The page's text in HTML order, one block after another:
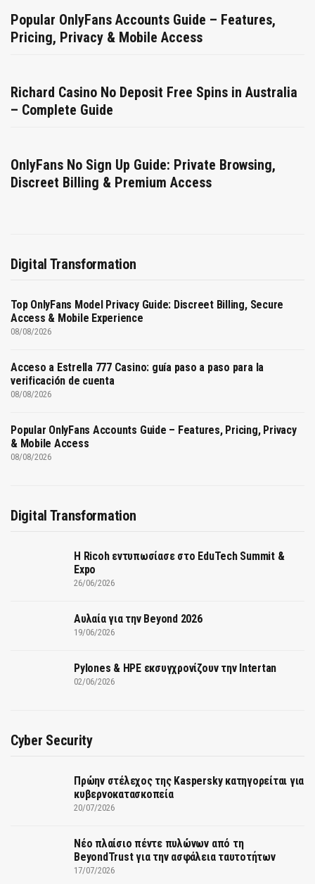
Popular OnlyFans Accounts Guide – Features,
Pricing, Privacy & Mobile Access
Richard Casino No Deposit Free Spins in Australia
– Complete Guide
OnlyFans No Sign Up Guide: Private Browsing,
Discreet Billing & Premium Access
Digital Transformation
Top OnlyFans Model Privacy Guide: Discreet Billing, Secure
Access & Mobile Experience
08/08/2026
Acceso a Estrella 777 Casino: guía paso a paso para la
verificación de cuenta
08/08/2026
Popular OnlyFans Accounts Guide – Features, Pricing, Privacy
& Mobile Access
08/08/2026
Digital Transformation
Η Ricoh εντυπωσίασε στο EduTech Summit &
Expo
26/06/2026
Αυλαία για την Beyond 2026
19/06/2026
Pylones & HPE εκσυγχρονίζουν την Intertan
02/06/2026
Cyber Security
Πρώην στέλεχος της Kaspersky κατηγορείται για
κυβερνοκατασκοπεία
20/07/2026
Νέο πλαίσιο πέντε πυλώνων από τη
BeyondTrust για την ασφάλεια ταυτοτήτων
17/07/2026